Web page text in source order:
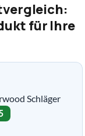
für Ihre
Schläger